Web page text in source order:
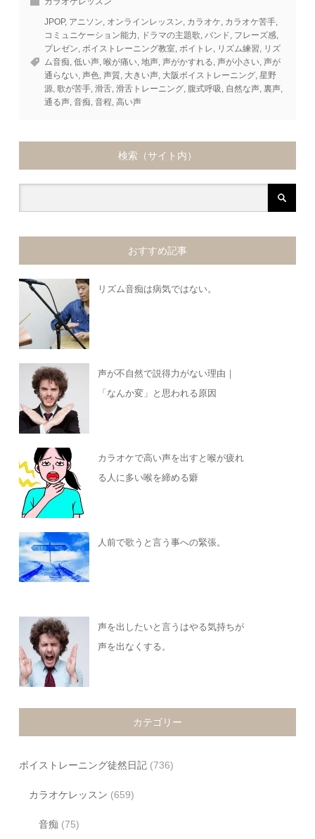
JPOP, アニソン, オンラインレッスン, カラオケ, カラオケ苦手,
コミュニケーション能力, ドラマの主題歌,バンド, フレーズ感,
プレゼン,ボイストレーニング教室,ボイトレ, リズム練習, リズ
ム音痴,低い声,喉が痛い,地声,声がかすれる,声が小さい,声が
通らない,声色,声質, 大きい声, 大阪ボイストレーニング,星野
源,歌が苦手,滑舌,滑舌トレーニング, 腹式呼吸, 自然な声,裏声,
通る声,音痴,音程,高い声
検索（サイト内）
おすすめ記事
リズム音痴は病気ではない。
声が不自然で説得力がない理由｜
「なんか変」と思われる原因
カラオケで高い声を出すと喉が疲れ
る人に多い喉を締める癖
人前で歌うと言う事への緊張。
声を出したいと言うはやる気持ちが
声を出なくする。
カテゴリー
ボイストレーニング徒然日記 (736)
カラオケレッスン (659)
音痴 (75)